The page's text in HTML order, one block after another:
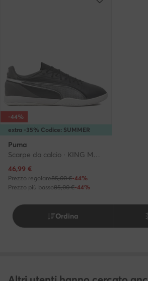
extra -35% Codice: SUMMER
-44%
Puma
Scarpe da calcio · KING MATCH IT 107880 01 · Nero
Prezzo attuale
46,99 €
Prezzo regolare85,00 €-44%
Prezzo più basso85,00 €-44%
Ordina